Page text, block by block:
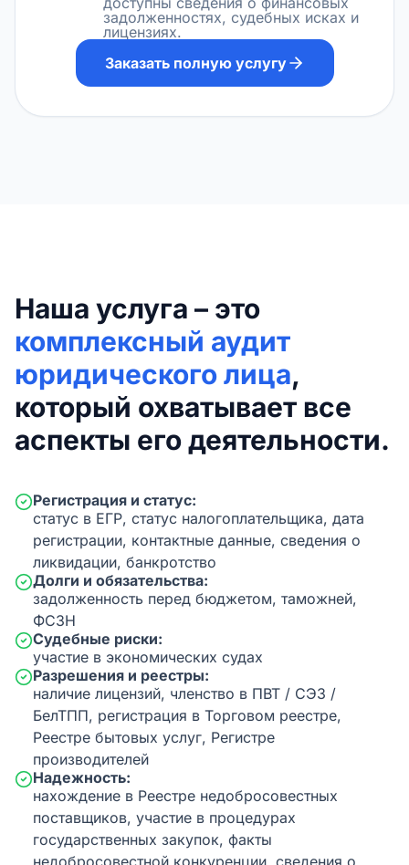
задолженностях, судебных исках и
лицензиях.
Заказать полную услугу
Наша услуга – это
комплексный аудит
юридического лица,
который охватывает все
аспекты его деятельности.
Регистрация и статус:
статус в ЕГР, статус налогоплательщика, дата
регистрации, контактные данные, сведения о
ликвидации, банкротство
Долги и обязательства:
задолженность перед бюджетом, таможней,
ФСЗН
Судебные риски:
участие в экономических судах
Разрешения и реестры:
наличие лицензий, членство в ПВТ / СЭЗ /
БелТПП, регистрация в Торговом реестре,
Реестре бытовых услуг, Регистре
производителей
Надежность:
нахождение в Реестре недобросовестных
поставщиков, участие в процедурах
государственных закупок, факты
недобросовестной конкуренции, сведения о